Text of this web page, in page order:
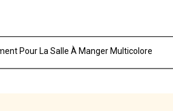
Pour La Salle À Manger Multicolore